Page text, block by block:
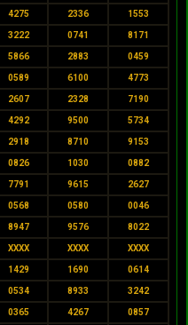
4275 2336 1553
3222 0741 8171
5866 2883 0459
0589 6100 4773
2607 2328 7190
4292 9500 5734
2918 8710 9153
0826 1030 0882
7791 9615 2627
0568 0580 0046
8947 9576 8022
XXXX XXXX XXXX
1429 1690 0614
0534 8933 3242
0365 4267 0857